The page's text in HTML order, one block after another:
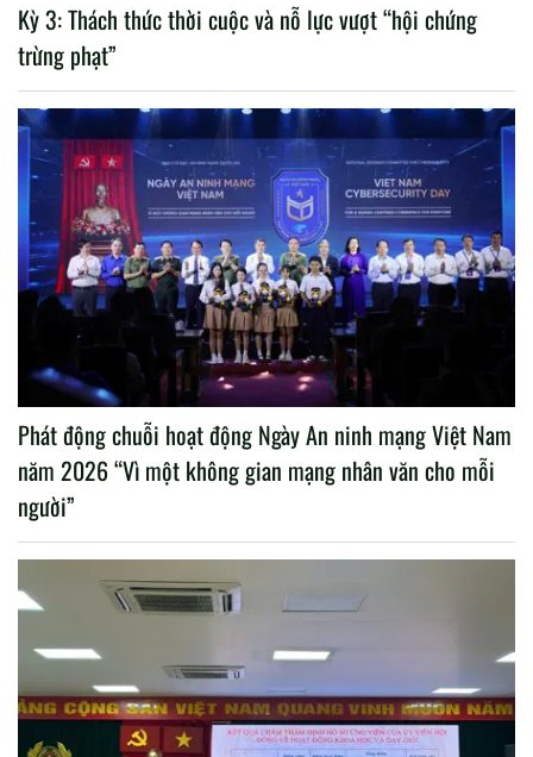
Kỳ 3: Thách thức thời cuộc và nỗ lực vượt “hội chứng
trừng phạt”
Phát động chuỗi hoạt động Ngày An ninh mạng Việt Nam
năm 2026 “Vì một không gian mạng nhân văn cho mỗi
người”